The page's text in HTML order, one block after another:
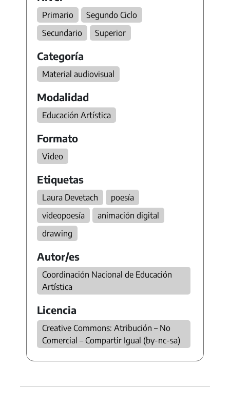
Primario
Segundo Ciclo
Secundario
Superior
Categoría
Material audiovisual
Modalidad
Educación Artística
Formato
Video
Etiquetas
Laura Devetach
poesía
videopoesía
animación digital
drawing
Autor/es
Coordinación Nacional de Educación
Artística
Licencia
Creative Commons: Atribución – No
Comercial – Compartir Igual (by-nc-sa)